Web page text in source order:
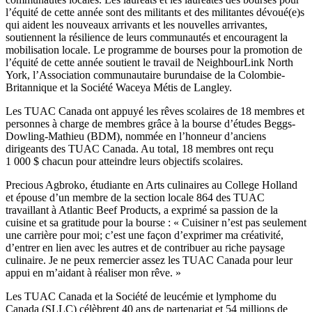
l’équité de cette année sont des militants et des militantes dévoué(e)s
qui aident les nouveaux arrivants et les nouvelles arrivantes,
soutiennent la résilience de leurs communautés et encouragent la
mobilisation locale. Le programme de bourses pour la promotion de
l’équité de cette année soutient le travail de NeighbourLink North
York, l’Association communautaire burundaise de la Colombie-
Britannique et la Société Waceya Métis de Langley.
Les TUAC Canada ont appuyé les rêves scolaires de 18 membres et
personnes à charge de membres grâce à la bourse d’études Beggs-
Dowling-Mathieu (BDM), nommée en l’honneur d’anciens
dirigeants des TUAC Canada. Au total, 18 membres ont reçu
1 000 $ chacun pour atteindre leurs objectifs scolaires.
Precious Agbroko, étudiante en Arts culinaires au College Holland
et épouse d’un membre de la section locale 864 des TUAC
travaillant à Atlantic Beef Products, a exprimé sa passion de la
cuisine et sa gratitude pour la bourse : « Cuisiner n’est pas seulement
une carrière pour moi; c’est une façon d’exprimer ma créativité,
d’entrer en lien avec les autres et de contribuer au riche paysage
culinaire. Je ne peux remercier assez les TUAC Canada pour leur
appui en m’aidant à réaliser mon rêve. »
Les TUAC Canada et la Société de leucémie et lymphome du
Canada (SLLC) célèbrent 40 ans de partenariat et 54 millions de